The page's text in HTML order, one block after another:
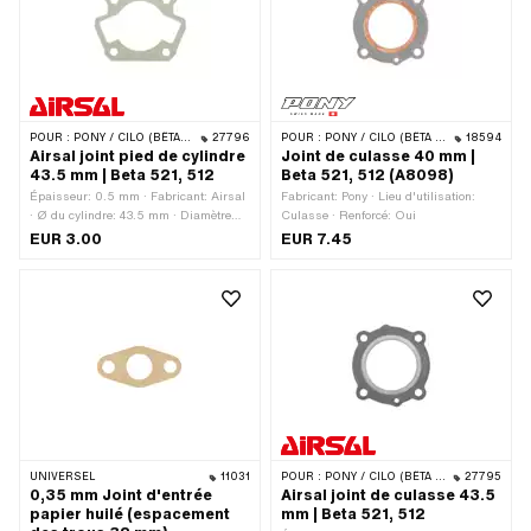
trous [mm]: 48 x 48 mm ·
Décompresseur: Oui · Champ
d'application: Original
POUR : PONY / CILO (BÊTA 521 & 512) 27796
Airsal joint pied de cylindre
43.5 mm | Beta 521, 512
Épaisseur: 0.5 mm · Fabricant: Airsal
· Ø du cylindre: 43.5 mm · Diamètre
nominal: 43.5 mm · Lieu d'utilisation:
EUR 3.00
POUR : PONY / CILO (BÊTA 521 & 512) 18594
Joint de culasse 40 mm |
Beta 521, 512 (A8098)
Fabricant: Pony · Lieu d'utilisation:
Culasse · Renforcé: Oui
EUR 7.45
UNIVERSEL 11031
0,35 mm Joint d'entrée
papier huilé (espacement
POUR : PONY / CILO (BÊTA 521 & 512) 27795
Airsal joint de culasse 43.5
mm | Beta 521, 512